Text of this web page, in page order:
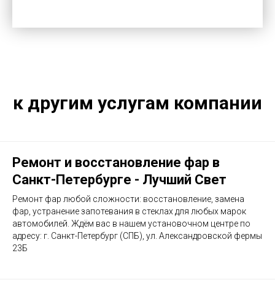
к другим услугам компании
Ремонт и восстановление фар в
Санкт-Петербурге - Лучший Свет
Ремонт фар любой сложности: восстановление, замена
фар, устранение запотевания в стеклах для любых марок
автомобилей. Ждём вас в нашем установочном центре по
адресу: г. Санкт-Петербург (СПБ), ул. Александровской фермы
23Б